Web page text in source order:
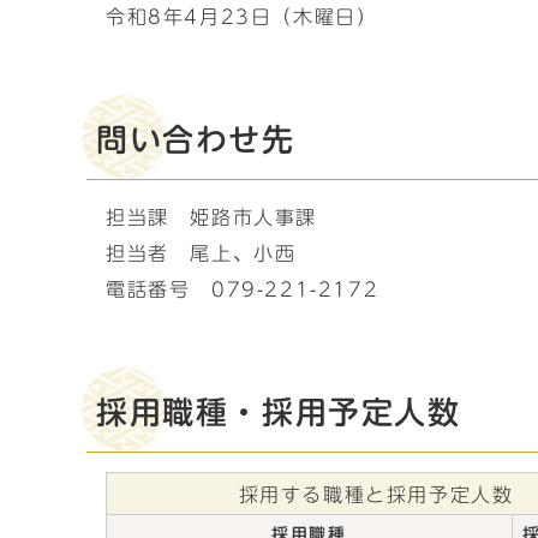
令和8年4月23日（木曜日）
問い合わせ先
担当課 姫路市人事課
担当者 尾上、小西
電話番号 079-221-2172
採用職種・採用予定人数
採用する職種と採用予定人数
採用職種